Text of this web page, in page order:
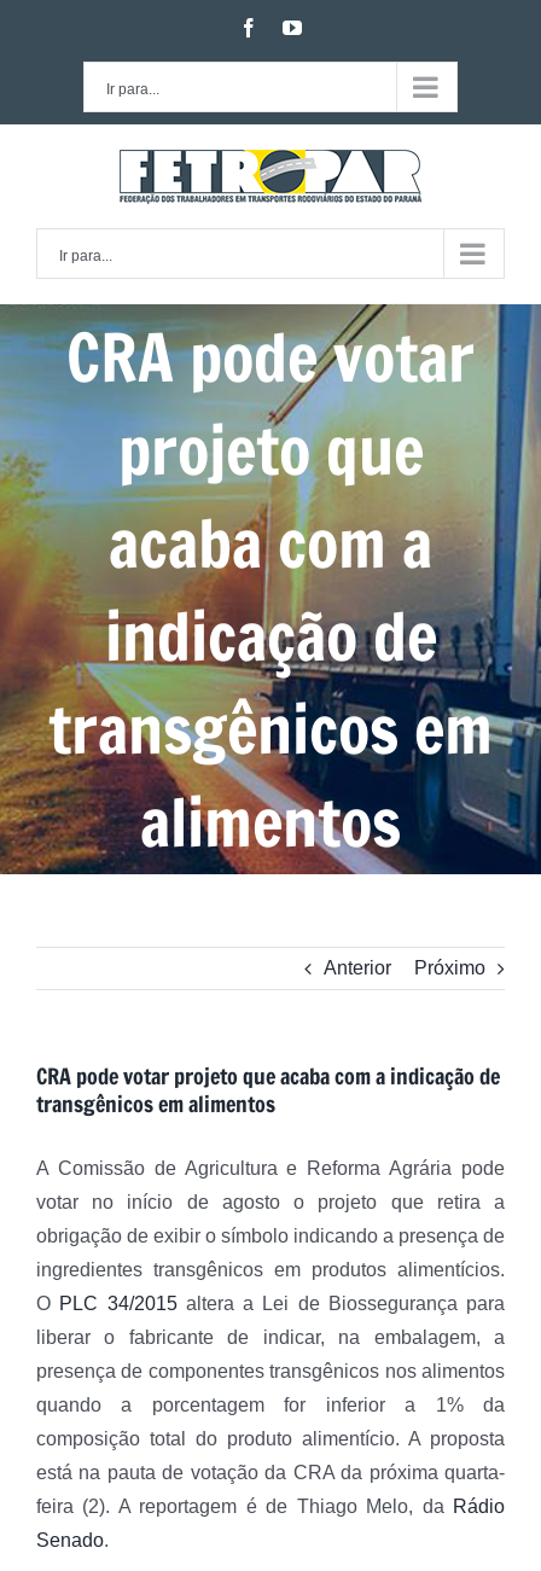
facebookyoutube
Ir para...
Ir para...
CRA pode votar
projeto que
acaba com a
indicação de
transgênicos em
alimentos
Anterior Próximo
CRA pode votar projeto que acaba com a indicação de
transgênicos em alimentos
A Comissão de Agricultura e Reforma Agrária pode
votar no início de agosto o projeto que retira a
obrigação de exibir o símbolo indicando a presença de
ingredientes transgênicos em produtos alimentícios.
O PLC 34/2015altera a Lei de Biossegurança para
liberar o fabricante de indicar, na embalagem, a
presença de componentes transgênicos nos alimentos
quando a porcentagem for inferior a 1% da
composição total do produto alimentício. A proposta
está na pauta de votação da CRA da próxima quarta-
feira (2). A reportagem é de Thiago Melo, da Rádio
Senado.